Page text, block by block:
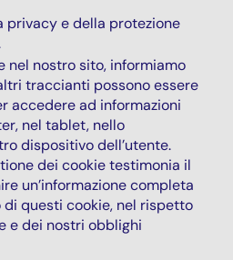
privacy e della protezione
nel nostro sito, informiamo
traccianti possono essere
accedere ad informazioni
nel tablet, nello
dispositivo dell’utente.
dei cookie testimonia il
un’informazione completa
di questi cookie, nel rispetto
e dei nostri obblighi